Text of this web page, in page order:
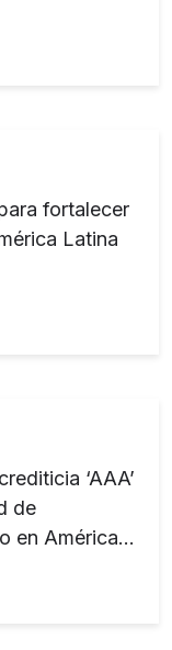
fortalecer
Latina
‘AAA’
de
en América